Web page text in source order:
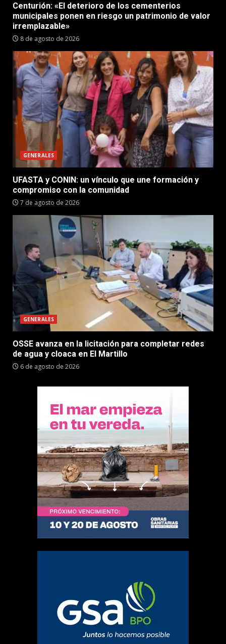
Centurión: «El deterioro de los cementerios
municipales ponen en riesgo un patrimonio de valor
irremplazable»
8 de agosto de 2026
GENERALES
UFASTA y CONIN: un vínculo que une formación y
compromiso con la comunidad
7 de agosto de 2026
GENERALES
OSSE avanza en la licitación para completar redes
de agua y cloaca en El Martillo
6 de agosto de 2026